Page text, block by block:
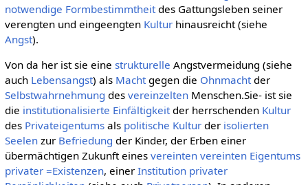
notwendige Formbestimmtheitdes Gattungsleben seiner
verengten und eingeengten Kulturhinausreicht (siehe
Angst).
Von da her ist sie eine strukturelle Angstvermeidung (siehe
auch Lebensangst) als Machtgegen die Ohnmachtder
Selbstwahrnehmung des vereinzeltenMenschen.Sie- ist sie
die institutionalisierte Einfältigkeitder herrschenden Kultur
des Privateigentumsals politische Kulturder isolierten
Seelenzur Befriedung der Kinder, der Erben einer
übermächtigen Zukunft eines vereinten vereinten Eigentums
privater =Existenzen, einer Institution privater